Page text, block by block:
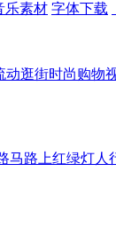
乐素材 字体下载
动逛街时尚购物
马路上红绿灯人